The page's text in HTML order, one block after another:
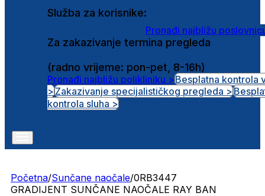
Služba za korisnike:
Pronađi najbližu
Za zakazivanje termina pregleda
(radno vrijeme: pon-pet, 8-16h)
Pronađi najbližu polikliniku >Besplatna kontrola
>Zakazivanje specijalističkog pregleda >
kontrola sluha >
Početna/Sunčane naočale/0RB3447
GRADIJENT SUNČANE NAOČALE RAY BAN